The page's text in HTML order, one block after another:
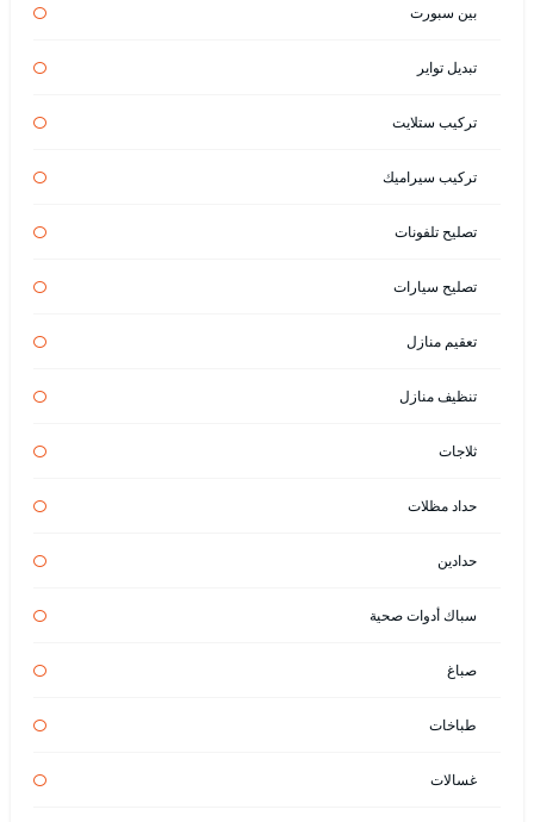
بين سبورت
تبديل تواير
تركيب ستلايت
تركيب سيراميك
تصليح تلفونات
تصليح سيارات
تعقيم منازل
تنظيف منازل
ثلاجات
حداد مظلات
حدادين
سباك أدوات صحية
صباغ
طباخات
غسالات